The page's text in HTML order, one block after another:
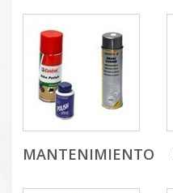
MANTENIMIENTO